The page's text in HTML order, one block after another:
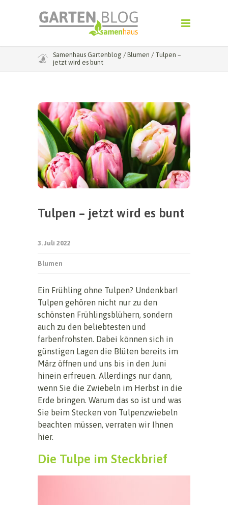
Samenhaus Gartenblog / Blumen / Tulpen –
jetzt wird es bunt
Tulpen – jetzt wird es bunt
3. Juli 2022
Blumen
Ein Frühling ohne Tulpen? Undenkbar!
Tulpen gehören nicht nur zu den
schönsten Frühlingsblühern, sondern
auch zu den beliebtesten und
farbenfrohsten. Dabei können sich in
günstigen Lagen die Blüten bereits im
März öffnen und uns bis in den Juni
hinein erfreuen. Allerdings nur dann,
wenn Sie die Zwiebeln im Herbst in die
Erde bringen. Warum das so ist und was
Sie beim Stecken von Tulpenzwiebeln
beachten müssen, verraten wir Ihnen
hier.
Die Tulpe im Steckbrief